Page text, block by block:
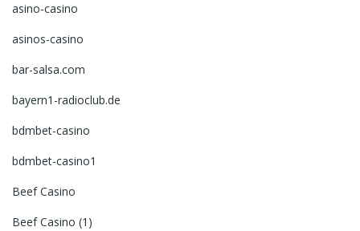
asino-casino
asinos-casino
bar-salsa.com
bayern1-radioclub.de
bdmbet-casino
bdmbet-casino1
Beef Casino
Beef Casino (1)